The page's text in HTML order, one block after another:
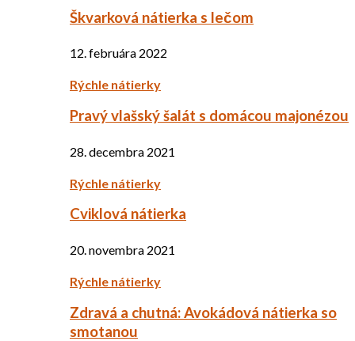
Škvarková nátierka s lečom
12. februára 2022
Rýchle nátierky
Pravý vlašský šalát s domácou majonézou
28. decembra 2021
Rýchle nátierky
Cviklová nátierka
20. novembra 2021
Rýchle nátierky
Zdravá a chutná: Avokádová nátierka so
smotanou